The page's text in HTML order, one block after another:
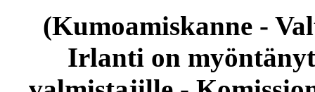
(Kumoamiskanne -
Irlanti on